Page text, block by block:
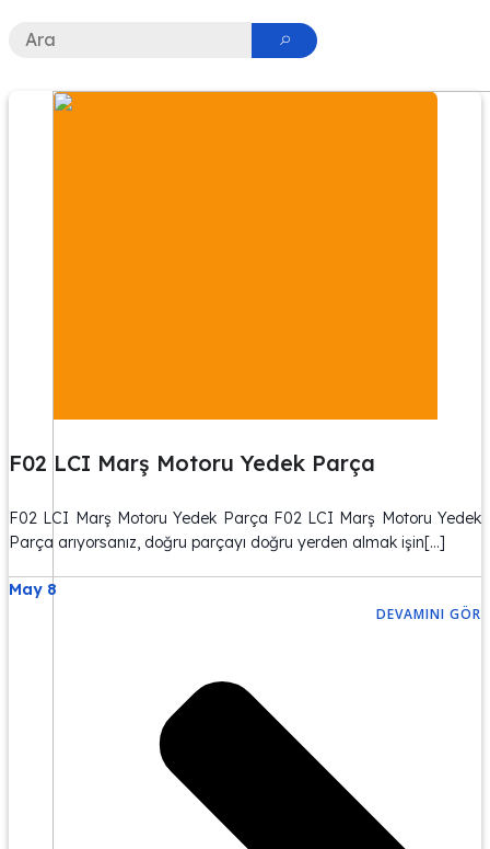
F02 LCI Marş Motoru Yedek Parça
F02 LCI Marş Motoru Yedek Parça F02 LCI Marş Motoru Yedek
Parça arıyorsanız, doğru parçayı doğru yerden almak işin[…]
May 8
DEVAMINI GÖR